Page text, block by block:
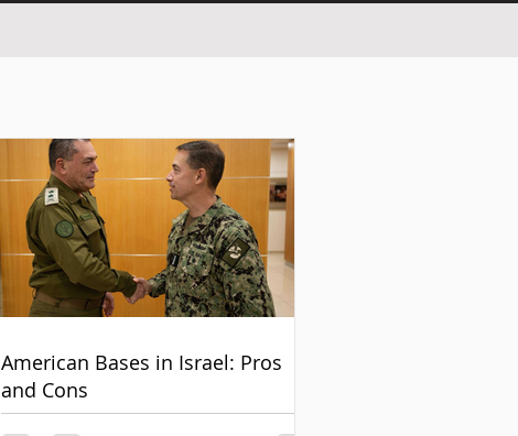
American Bases in Israel: Pros
and Cons